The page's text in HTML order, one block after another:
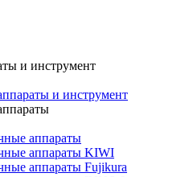
и инструмент
и инструмент
аппараты
аппараты KIWI
аппараты Fujikura